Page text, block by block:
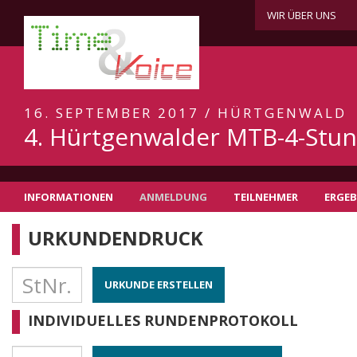
WIR ÜBER UNS
16. SEPTEMBER 2017 / HÜRTGENWALD
4. Hürtgenwalder MTB-4-
INFORMATIONEN ANMELDUNG TEILNEHMER
URKUNDENDRUCK
URKUNDE ERSTELLEN
INDIVIDUELLES RUNDENPROTOKOLL